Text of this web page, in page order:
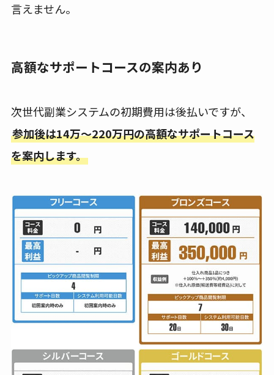
言えません。
高額なサポートコースの案内あり
次世代副業システムの初期費用は後払いですが、
参加後は14万～220万円の高額なサポートコース
を案内します。